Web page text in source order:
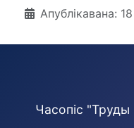
Падрабязнасці
Апублікавана:
Часопіс "Труды